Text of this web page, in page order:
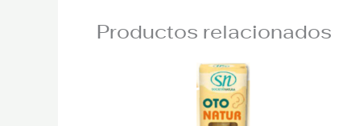
Productos relacionados